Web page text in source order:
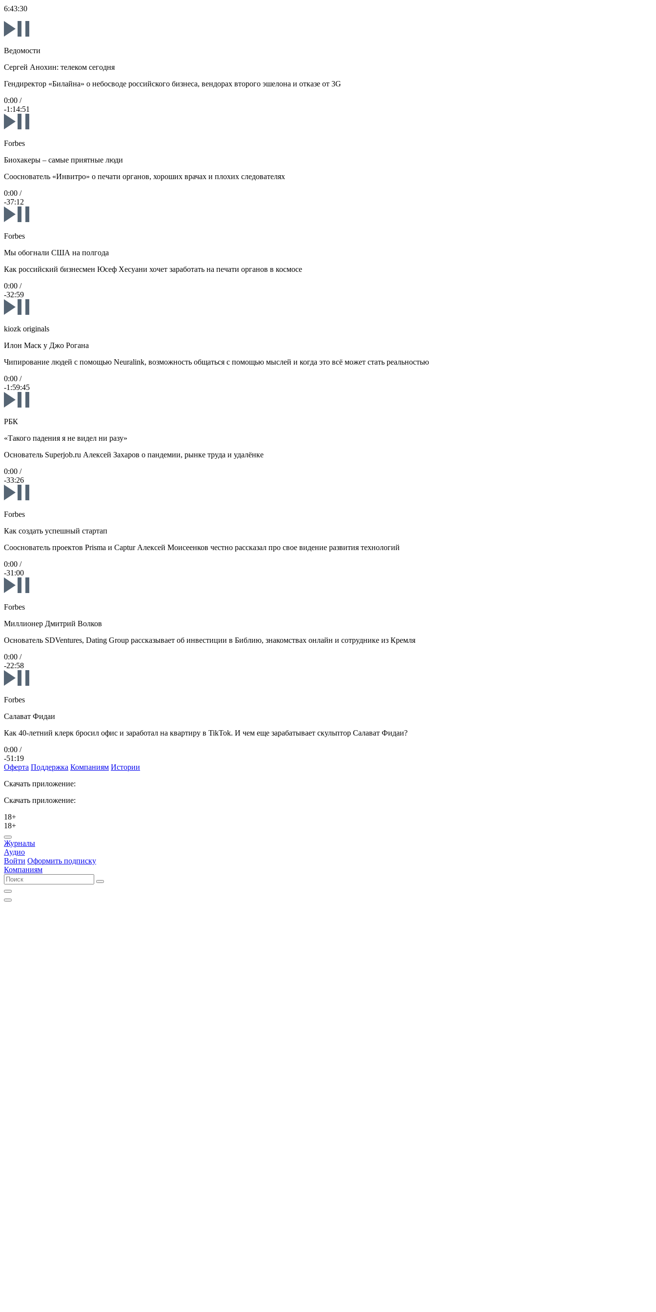
6:43:30
Ведомости
Сергей Анохин: телеком сегодня
Гендиректор «Билайна» о небосводе российского бизнеса, вендорах второго эшелона и отказе от 3G
0:00 /
-1:14:51
Forbes
Биохакеры – самые приятные люди
Сооснователь «Инвитро» о печати органов, хороших врачах и плохих следователях
0:00 /
-37:12
Forbes
Мы обогнали США на полгода
Как российский бизнесмен Юсеф Хесуани хочет заработать на печати органов в космосе
0:00 /
-32:59
kiozk originals
Илон Маск у Джо Рогана
Чипирование людей с помощью Neuralink, возможность общаться с помощью мыслей и когда это всё может стать реальностью
0:00 /
-1:59:45
РБК
«Такого падения я не видел ни разу»
Основатель Superjob.ru Алексей Захаров о пандемии, рынке труда и удалёнке
0:00 /
-33:26
Forbes
Как создать успешный стартап
Сооснователь проектов Prisma и Captur Алексей Моисеенков честно рассказал про свое видение развития технологий
0:00 /
-31:00
Forbes
Миллионер Дмитрий Волков
Основатель SDVentures, Dating Group рассказывает об инвестиции в Библию, знакомствах онлайн и сотруднике из Кремля
0:00 /
-22:58
Forbes
Салават Фидаи
Как 40-летний клерк бросил офис и заработал на квартиру в TikTok. И чем еще зарабатывает скульптор Салават Фидаи?
0:00 /
-51:19
Оферта Поддержка Компаниям Истории
Скачать приложение:
Скачать приложение:
18+
18+
Журналы
Аудио
Войти Оформить подписку
Компаниям